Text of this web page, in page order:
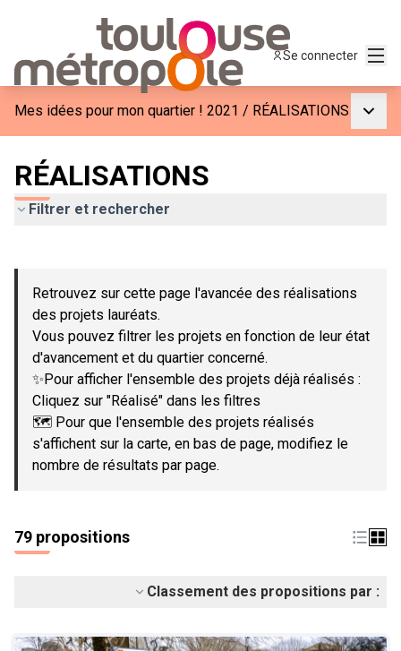
Se connecter
Mes idées pour mon quartier ! 2021 / RÉALISATIONS
RÉALISATIONS
Filtrer et rechercher
−
Retrouvez sur cette page l'avancée des réalisations
des projets lauréats.
Vous pouvez filtrer les projets en fonction de leur état
d'avancement et du quartier concerné.
✨Pour afficher l'ensemble des projets déjà réalisés :
Cliquez sur "Réalisé" dans les filtres
🗺️ Pour que l'ensemble des projets réalisés
s'affichent sur la carte, en bas de page, modifiez le
nombre de résultats par page.
79 propositions
Classement des propositions par :